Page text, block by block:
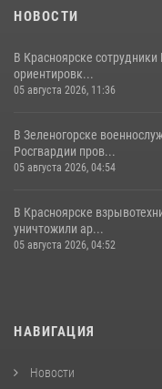
НОВОСТИ
В Красноярске
ориентировк...
05 августа 2026, 11:36
В Зеленогорске
Росгвардии пров...
05 августа 2026, 04:54
В Красноярске
уничтожили ар...
05 августа 2026, 04:52
НАВИГАЦИЯ
Новости